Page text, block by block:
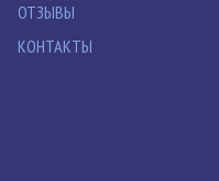
ОТЗЫВЫ
КОНТАКТЫ